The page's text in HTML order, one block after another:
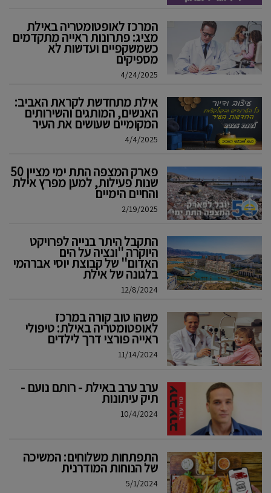
המרכז לאופטומטריה באילת
מציג: פתרונות ראייה מתקדמים
כשמשקפיים ועדשות לא
מספיקים
4/24/2025
אילת מתחדשת לקראת האביב:
האנשים, המותגים והשירותים
המקומיים שעושים את העיר
4/4/2025
פארק המצפה התת ימי מציין 50
שנות פעילות, למען מפרץ אילת
והחיים הימיים
2/19/2025
התקבל היתר בנייה לפרויקט
היוקרה ''ונציה על הים
האדום'' של קבוצת יוסי אברהמי
בלגונה של אילת
12/8/2024
משהו טוב קורה במרכז
לאופטומטריה באילת: טיפולי
ראייה פורצי דרך לילדים
11/14/2024
ערב ערב באילת - רותם נועם -
תיק עיתונות
10/4/2024
התפתחות משלוחים: המשיכה
של הנוחות המודרנית
5/1/2024